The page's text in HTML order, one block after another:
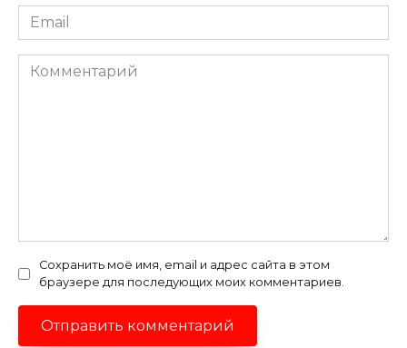
Email
*
Комментарий
Сохранить моё имя, email и адрес сайта в этом
браузере для последующих моих комментариев.